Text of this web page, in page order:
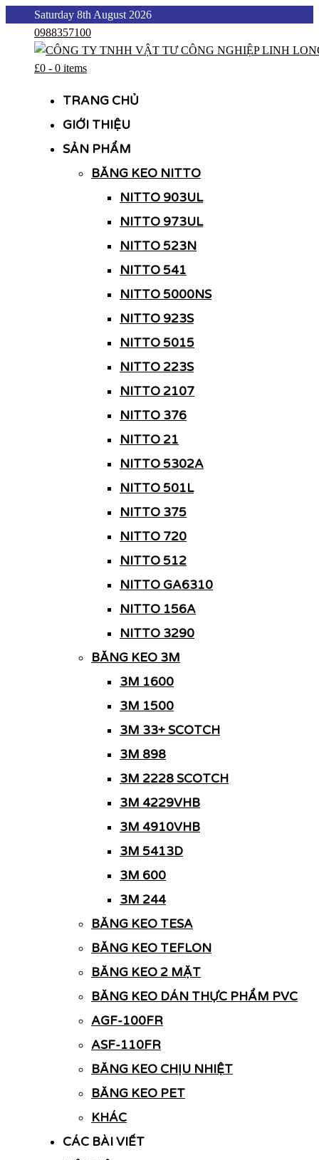
content
Saturday 8th August 2026
0988357100
£0 - 0 items
TRANG CHỦ
GIỚI THIỆU
SẢN PHẨM
BĂNG KEO NITTO
NITTO 903UL
NITTO 973UL
NITTO 523N
NITTO 541
NITTO 5000NS
NITTO 923S
NITTO 5015
NITTO 223S
NITTO 2107
NITTO 376
NITTO 21
NITTO 5302A
NITTO 501L
NITTO 375
NITTO 720
NITTO 512
NITTO GA6310
NITTO 156A
NITTO 3290
BĂNG KEO 3M
3M 1600
3M 1500
3M 33+ SCOTCH
3M 898
3M 2228 SCOTCH
3M 4229VHB
3M 4910VHB
3M 5413D
3M 600
3M 244
BĂNG KEO TESA
BĂNG KEO TEFLON
BĂNG KEO 2 MẶT
BĂNG KEO DÁN THỰC PHẨM PVC
AGF-100FR
ASF-110FR
BĂNG KEO CHỊU NHIỆT
BĂNG KEO PET
KHÁC
CÁC BÀI VIẾT